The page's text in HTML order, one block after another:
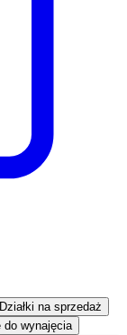
Działki na sprzedaż
do wynajęcia